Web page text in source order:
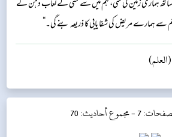
ہماری زمین کی مٹی، ہم میں سے کسی لے لعاب دہن کے
ہمارے مریض کی شفا یابی کا ذریعہ بنے گی۔“
7 - مجموع أحاديث: 70